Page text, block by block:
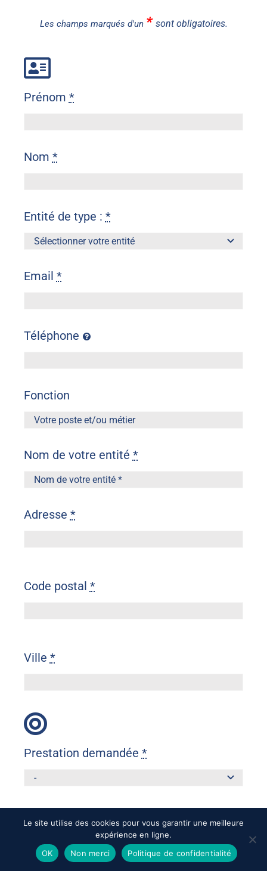
Les champs marqués d'un * sont obligatoires.
Prénom *
Nom *
Entité de type : *
Email *
Téléphone
Fonction
Nom de votre entité *
Adresse *
Code postal *
Ville *
Prestation demandée *
Message*
Le site utilise des cookies pour vous garantir une meilleure
expérience en ligne.
OK
Non merci Politique de confidentialité